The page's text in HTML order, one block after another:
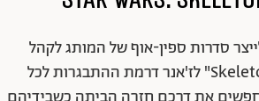
סדרות ספין-אוף של המותג לקהל
מבוגר, חלקם מוצלחים וחלקם פחות, פונה הפרנצ'ייז עם "Skeleton Crew" לז'אנר דרמת ההתבגרות לכל